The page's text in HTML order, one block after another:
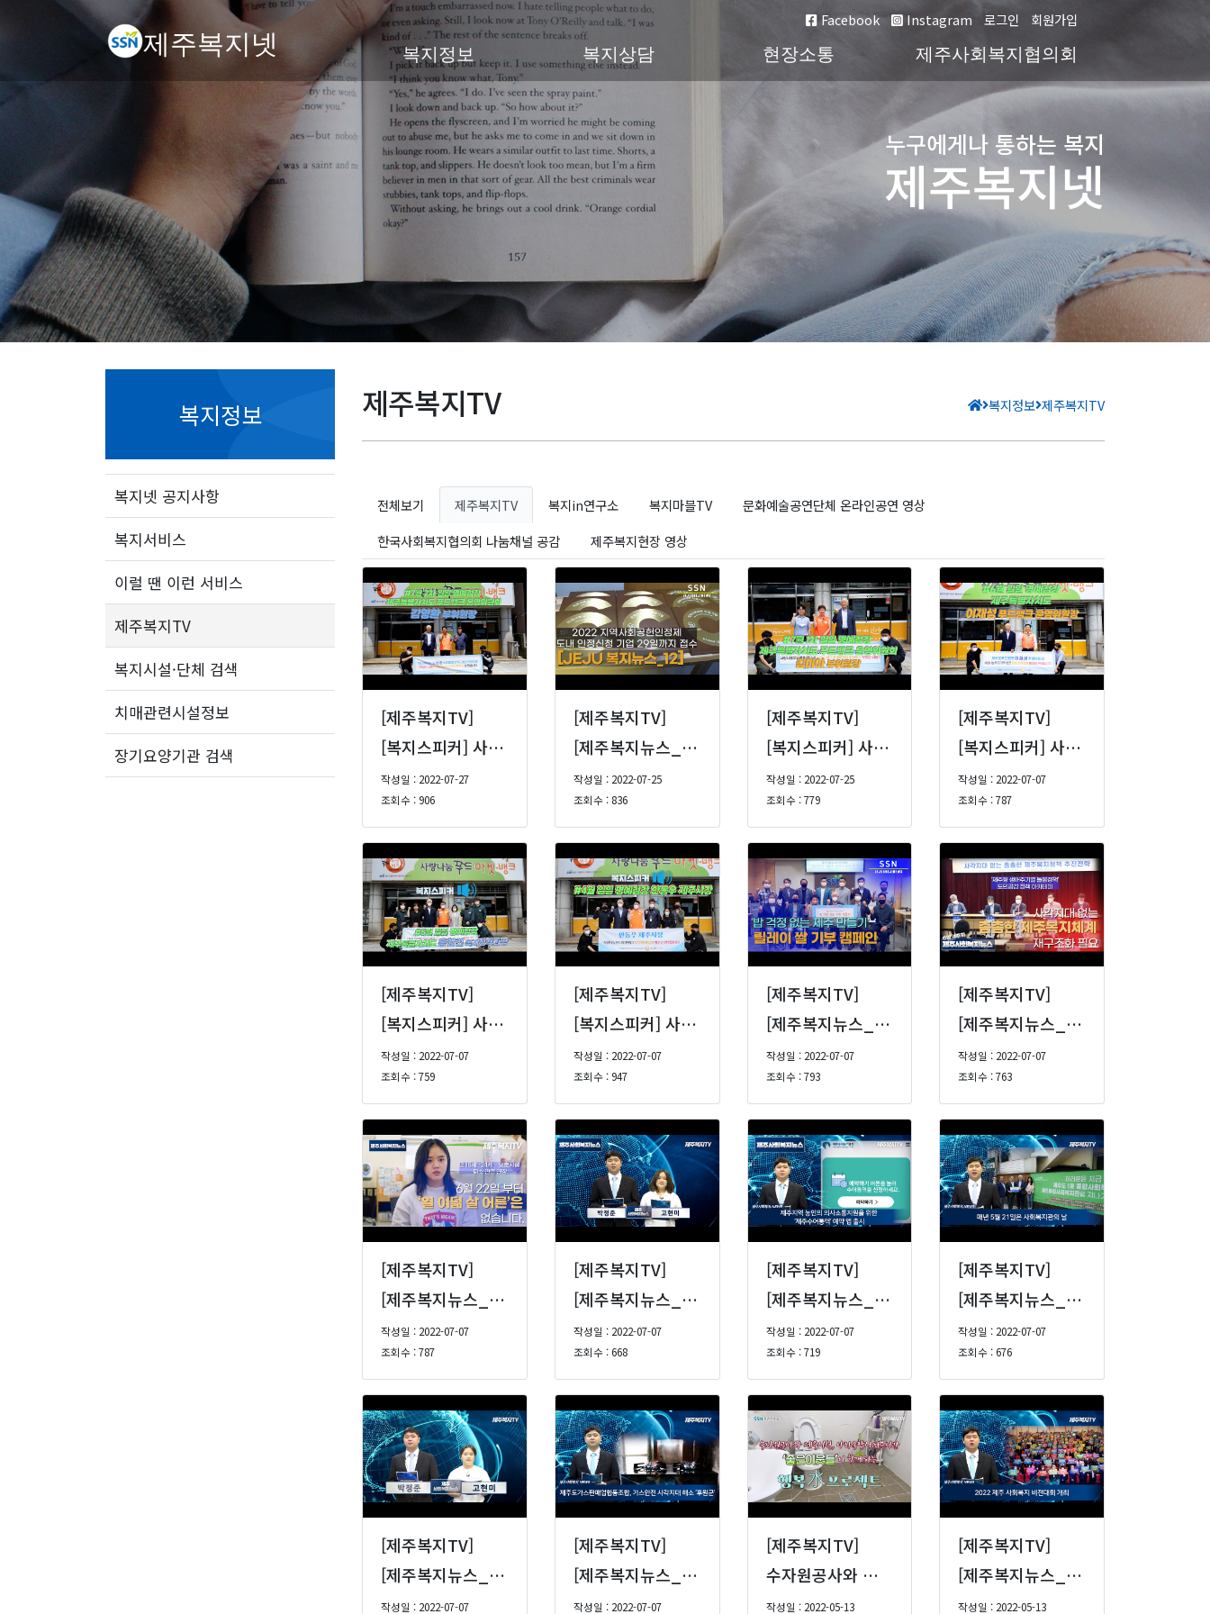
제주복지넷
Facebook Instagram 로그인 회원가입
복지정보 복지상담 현장소통 제주사회복지협의회
누구에게나 통하는 복지
제주복지넷
복지정보
복지넷 공지사항
복지서비스
이럴 땐 이런 서비스
제주복지TV
복지시설·단체 검색
치매관련시설정보
장기요양기관 검색
제주복지TV 복지정보 제주복지TV
전체보기 제주복지TV 복지in연구소 복지마블TV
문화예술공연단체 온라인공연 영상
한국사회복지협의회 나눔채널 공감
제주복지현장 영상
[제주복지TV]
[복지스피커] 사랑나눔푸드마켓·뱅크 7월 2차 일일 명예점장 제주특별자치도 푸드뱅크 운영위원회 김영환 부위원장
작성일 : 2022-07-27
조회수 : 906
[제주복지TV]
[제주복지뉴스_12] - 2022 지역사회공헌인정제 29일까지 접수 등 [22년 7월 2주]
작성일 : 2022-07-25
조회수 : 836
[제주복지TV]
[복지스피커] 사랑나눔푸드마켓·뱅크 7월 1차 일일 명예점장 제주특별자치도 푸드뱅크 김미아 부위원장
작성일 : 2022-07-25
조회수 : 779
[제주복지TV]
[복지스피커] 사랑나눔푸드마켓·뱅크 6월 일일 명예점장 이재성 제주특별자치도 이재성 푸드뱅크 운영위원장
작성일 : 2022-07-07
조회수 : 787
[제주복지TV]
[복지스피커] 사랑나눔푸드마켓·뱅크 5월 일일 명예점장 홍창진 제주특별자치도 복지정책과장
작성일 : 2022-07-07
조회수 : 759
[제주복지TV]
[복지스피커] 사랑나눔푸드마켓·뱅크 4월 일일 명예점장 안동우 제주시장
작성일 : 2022-07-07
조회수 : 947
[제주복지TV]
[제주복지뉴스_10] - ‘밥 걱정 없는 제주만들기’ 위한 릴레이 쌀 기부 캠페인 등 [22년 6월 5주]
작성일 : 2022-07-07
조회수 : 793
[제주복지TV]
[제주복지뉴스_9] 사각지대 없는 촘촘한 제주복지체계 재구조화 필요 등 (22년 6월 4주)
작성일 : 2022-07-07
조회수 : 763
[제주복지TV]
[제주복지뉴스_8] 6월 22일부터 보호대상 아동, 만 24세까지 기존시설에서 자립준비 가능, 제주농아인협회, 제26회 농아인의 날 기념식 개최 등 (22년 6월 3주)
작성일 : 2022-07-07
조회수 : 787
[제주복지TV]
[제주복지뉴스_7] - 제주사회서비스원, 공공돌봄서비스 제공을 위한 종합재가센터 개소, 제주보조기기센터 정보통신기기 체험 전시회 개최 등 (22년 6월 2주)
작성일 : 2022-07-07
조회수 : 668
[제주복지TV]
[제주복지뉴스_6] - 제주지역 농인의 의사소통지원을 위한 ‘제주수어통역’예약 앱 출시 등 (22년 6월 1주)
작성일 : 2022-07-07
조회수 : 719
[제주복지TV]
[제주복지뉴스_5] 매년 5월 21일은 사회복지관의 날, 제주도, 장애아 가정 돌봄 서비스 대상·시간 확대 등 (22년 5월 4주)
작성일 : 2022-07-07
조회수 : 676
[제주복지TV]
[제주복지뉴스_4] - 제주도지사 후보, 6대 핵심 아젠다 대부분 수용 등 (22년 5월 3주)
작성일 : 2022-07-07
[제주복지TV]
[제주복지뉴스_3] 제주가스판매조합, 가스안전 사각지대 해소/선정주간활동센터 개원/제주도, 장애인생산품 우선구매율 2년 연속‘전국 1위’/여성안심세트 소개 (22년 5월 2주)
작성일 : 2022-07-07
[제주복지TV]
수자원공사와 제주시청, 아라종합사회복지관 '좋은이웃들' 이 함께하는 행복水프로젝트
작성일 : 2022-05-13
[제주복지TV]
[제주복지뉴스_2] 2022 제주 사회복지 비전대회 개최 등 (22년 5월 1주차)
작성일 : 2022-05-13